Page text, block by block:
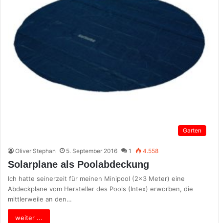
Garten
Oliver Stephan 5. September 2016 1 4.558
Solarplane als Poolabdeckung
Ich hatte seinerzeit für meinen Minipool (2×3 Meter) eine
Abdeckplane vom Hersteller des Pools (Intex) erworben, die
mittlerweile an den…
weiter ...